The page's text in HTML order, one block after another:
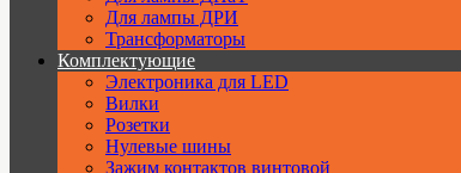
Для лампы ДРИ
Трансформаторы
Комплектующие
Электроника для LED
Вилки
Розетки
Нулевые шины
Зажим контактов винтовой